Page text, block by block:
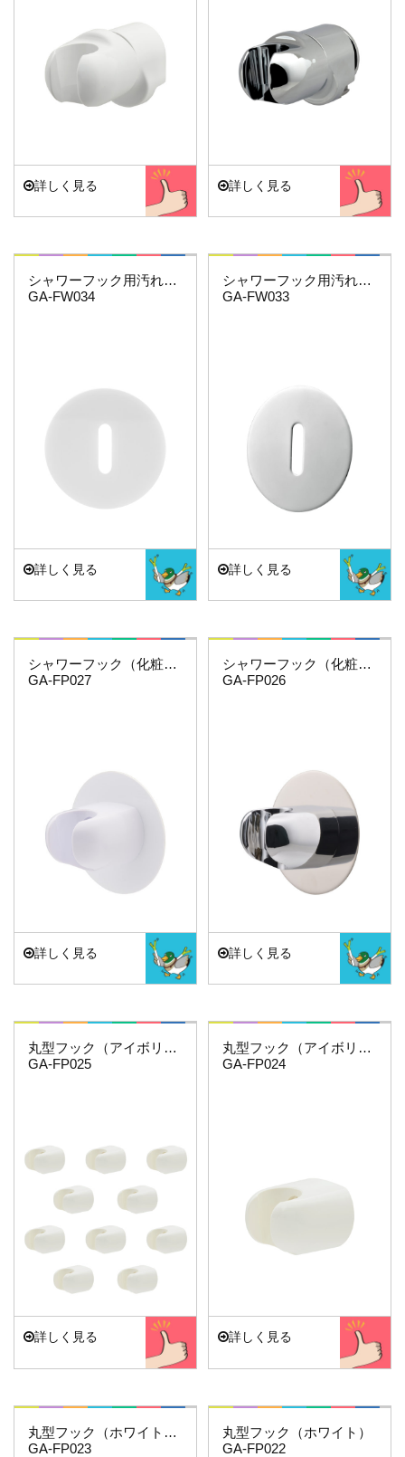
詳しく見る 詳しく見る
これカモ・・・
シャワーフック用汚れ隠しプレート（ホワイト）
GA-FW034
詳しく見る
これカモ・・・
シャワーフック用汚れ隠しプレート
GA-FW033
詳しく見る
これカモ・・・
シャワーフック（化粧プレートつき）ホワイト
GA-FP027
詳しく見る
これカモ・・・
シャワーフック（化粧プレートつき）
GA-FP026
詳しく見る
丸型フック（アイボリー）（１０個）
GA-FP025
詳しく見る
丸型フック（アイボリー）
GA-FP024
詳しく見る
これエエやん
丸型フック（ホワイト）（１０個）
GA-FP023
これエエやん
丸型フック（ホワイト）
GA-FP022